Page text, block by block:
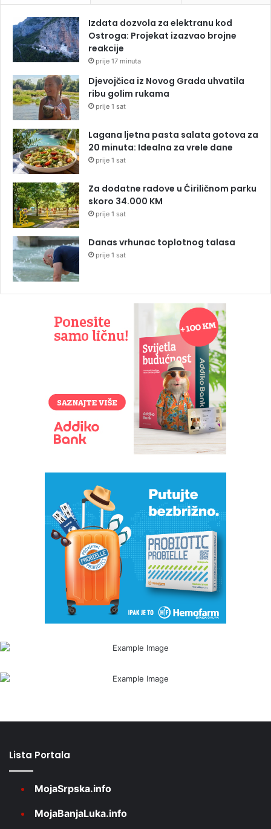
Izdata dozvola za elektranu kod
Ostroga: Projekat izazvao brojne
reakcije
prije 17 minuta
Djevojčica iz Novog Grada uhvatila
ribu golim rukama
prije 1 sat
Lagana ljetna pasta salata gotova za
20 minuta: Idealna za vrele dane
prije 1 sat
Za dodatne radove u Ćiriličnom parku
skoro 34.000 KM
prije 1 sat
Danas vrhunac toplotnog talasa
prije 1 sat
Lista Portala
MojaSrpska.info
MojaBanjaLuka.info